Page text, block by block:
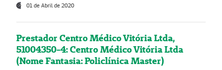
01 de Abril de 2020
Prestador Centro Médico Vitória Ltda,
51004350-4: Centro Médico Vitória Ltda
(Nome Fantasia: Policlínica Master)